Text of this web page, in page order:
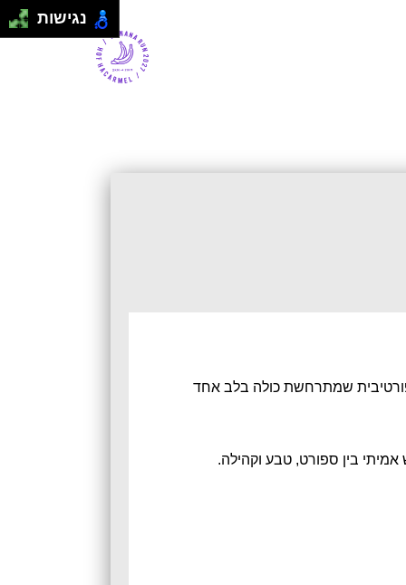
התחבר | הרשם
שמתרחשת כולה בלב אחד
בין ספורט, טבע וקהילה.
נגישות